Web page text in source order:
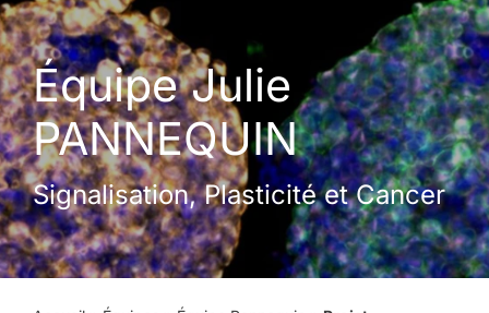
Équipe Julie
PANNEQUIN
Signalisation, Plasticité et Cancer